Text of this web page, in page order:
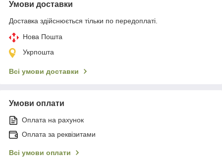
Умови доставки
Доставка здійснюється тільки по передоплаті.
Нова Пошта
Укрпошта
Всі умови доставки
Умови оплати
Оплата на рахунок
Оплата за реквізитами
Всі умови оплати